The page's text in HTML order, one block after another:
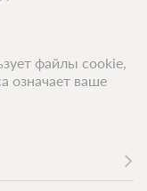
файлы cookie,
означает ваше